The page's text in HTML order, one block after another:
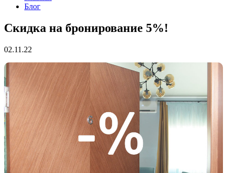
Блог
Скидка на бронирование 5%!
02.11.22